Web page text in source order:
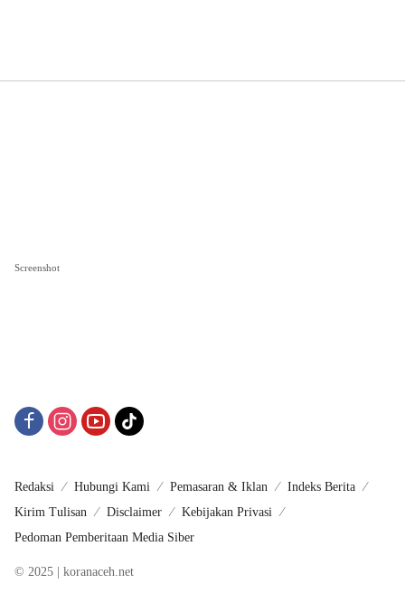
Screenshot
Redaksi Hubungi Kami Pemasaran & Iklan
Indeks Berita
Kirim Tulisan
Disclaimer
Kebijakan Privasi
Pedoman Pemberitaan Media Siber
© 2025 | koranaceh.net